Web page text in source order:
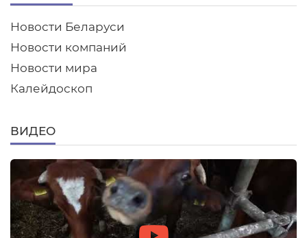
Новости Беларуси
Новости компаний
Новости мира
Калейдоскоп
ВИДЕО